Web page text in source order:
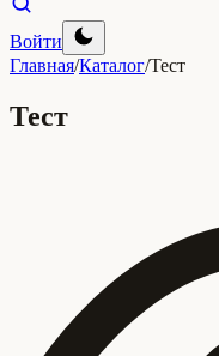
Войти
Главная/Каталог/Тест
Тест